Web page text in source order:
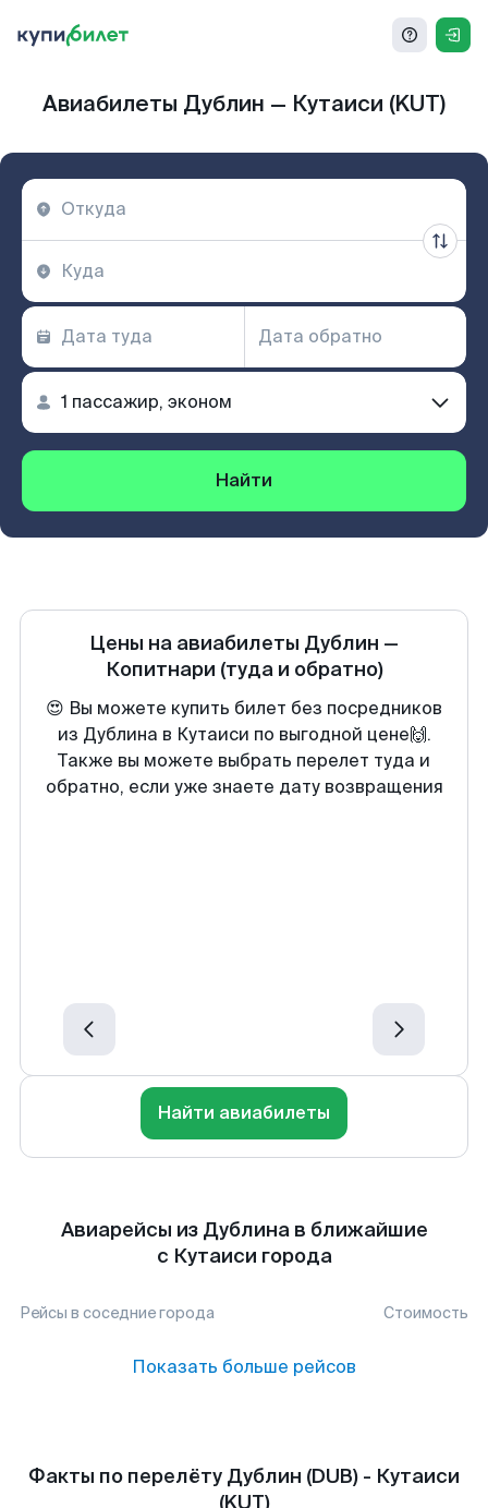
Авиабилеты Дублин — Кутаиси (KUT)
Найти
Цены на авиабилеты Дублин —
Копитнари (туда и обратно)
😍 Вы можете купить билет без посредников
из Дублина в Кутаиси по выгодной цене🙌.
Также вы можете выбрать перелет туда и
обратно, если уже знаете дату возвращения
Найти авиабилеты
Авиарейсы из Дублина в ближайшие
с Кутаиси города
Рейсы в соседние города Стоимость
Показать больше рейсов
Факты по перелёту Дублин (DUB) - Кутаиси
(KUT)